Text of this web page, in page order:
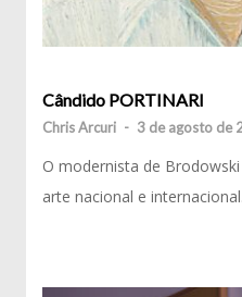
Cândido PORTINARI
Chris Arcuri - 3 de agosto de
O modernista de
arte nacional e internacional.